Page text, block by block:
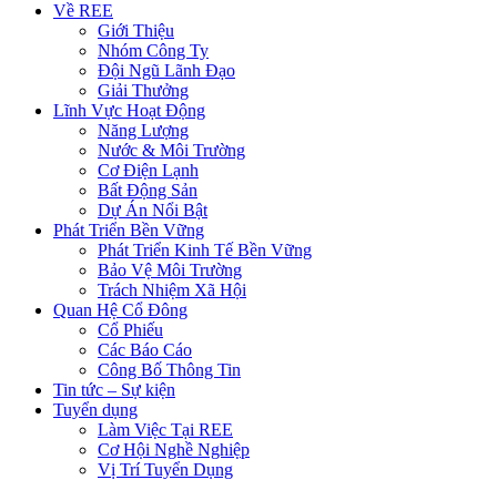
Về REE
Giới Thiệu
Nhóm Công Ty
Đội Ngũ Lãnh Đạo
Giải Thưởng
Lĩnh Vực Hoạt Động
Năng Lượng
Nước & Môi Trường
Cơ Điện Lạnh
Bất Động Sản
Dự Án Nổi Bật
Phát Triển Bền Vững
Phát Triển Kinh Tế Bền Vững
Bảo Vệ Môi Trường
Trách Nhiệm Xã Hội
Quan Hệ Cổ Đông
Cổ Phiếu
Các Báo Cáo
Công Bố Thông Tin
Tin tức – Sự kiện
Tuyển dụng
Làm Việc Tại REE
Cơ Hội Nghề Nghiệp
Vị Trí Tuyển Dụng